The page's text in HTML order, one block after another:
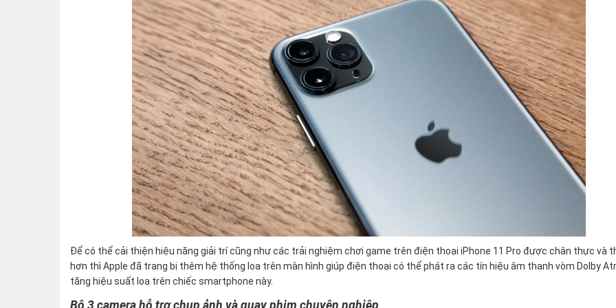
Để có thể cải thiện hiệu năng giải trí cũng như các trải nghiệm chơi game trên điện thoại iPhone 11 Pro được chân thực và
hơn thì Apple đã trang bị thêm hệ thống loa trên màn hình giúp điện thoại có thể phát ra các tín hiệu âm thanh vòm Dolby
tăng hiệu suất loa trên chiếc smartphone này.